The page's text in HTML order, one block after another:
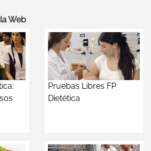
Web
Pruebas Libres FP
Dietética